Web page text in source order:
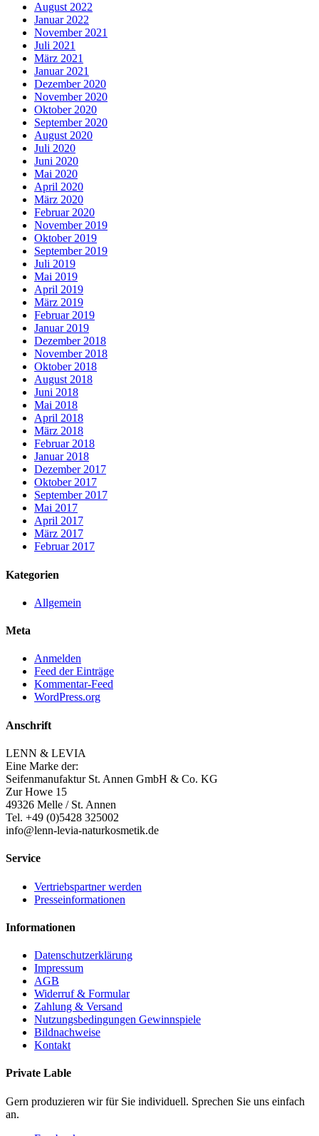
August 2022
Januar 2022
November 2021
Juli 2021
März 2021
Januar 2021
Dezember 2020
November 2020
Oktober 2020
September 2020
August 2020
Juli 2020
Juni 2020
Mai 2020
April 2020
März 2020
Februar 2020
November 2019
Oktober 2019
September 2019
Juli 2019
Mai 2019
April 2019
März 2019
Februar 2019
Januar 2019
Dezember 2018
November 2018
Oktober 2018
August 2018
Juni 2018
Mai 2018
April 2018
März 2018
Februar 2018
Januar 2018
Dezember 2017
Oktober 2017
September 2017
Mai 2017
April 2017
März 2017
Februar 2017
Kategorien
Allgemein
Meta
Anmelden
Feed der Einträge
Kommentar-Feed
WordPress.org
Anschrift
LENN & LEVIA
Eine Marke der:
Seifenmanufaktur St. Annen GmbH & Co. KG
Zur Howe 15
49326 Melle / St. Annen
Tel. +49 (0)5428 325002
info@lenn-levia-naturkosmetik.de
Service
Vertriebspartner werden
Presseinformationen
Informationen
Datenschutzerklärung
Impressum
AGB
Widerruf & Formular
Zahlung & Versand
Nutzungsbedingungen Gewinnspiele
Bildnachweise
Kontakt
Private Lable
Gern produzieren wir für Sie individuell. Sprechen Sie uns einfach
an.